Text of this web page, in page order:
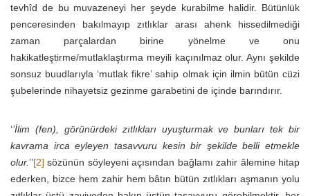
tevhîd de bu muvazeneyi her şeyde kurabilme halidir. Bütünlük
penceresinden bakılmayıp zıtlıklar arası ahenk hissedilmediği
zaman parçalardan birine yönelme ve onu
hakikatleştirme/mutlaklaştırma meyili kaçınılmaz olur. Aynı şekilde
sonsuz buudlarıyla ‘mutlak fikre’ sahip olmak için ilmin bütün cüzi
şubelerinde nihayetsiz gezinme garabetini de içinde barındırır.
‘’İlim (fen), görünürdeki zıtlıkları uyuşturmak ve bunları tek bir
kavrama irca eyleyen tasavvuru kesin bir şekilde belli etmekle
olur. ’’[2] sözünün söyleyeni açısından bağlamı zahir âlemine hitap
ederken, bizce hem zahir hem bâtın bütün zıtlıkları aşmanın yolu